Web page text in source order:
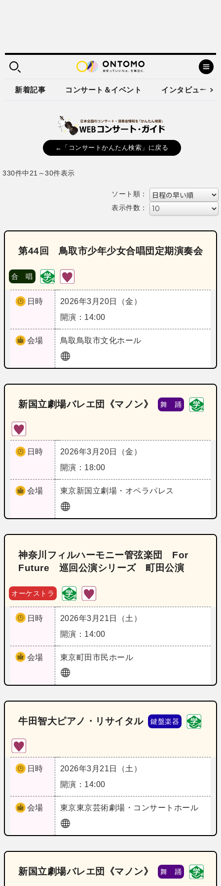
新着記事 コンサート＆イベント インタビュー
←「コンサートかんたん検索」に戻る
330件中21～30件表示
ソート順：
表示件数：
第44回 鳥取市少年少女合唱団定期演奏会
合 唱
日時
2026年3月20日（金）
開演：14:00
会場 鳥取 鳥取市文化ホール
新国立劇場バレエ団《マノン》 舞 踊
日時
2026年3月20日（金）
開演：18:00
会場 東京新国立劇場・オペラパレス
神奈川フィルハーモニー管弦楽団 For
Future 巡回公演シリーズ 町田公演
オーケストラ
日時
2026年3月21日（土）
開演：14:00
会場 東京町田市民ホール
牛田智大ピアノ・リサイタル 鍵盤楽器
日時
2026年3月21日（土）
開演：14:00
会場 東京東京芸術劇場・コンサートホール
新国立劇場バレエ団《マノン》 舞 踊